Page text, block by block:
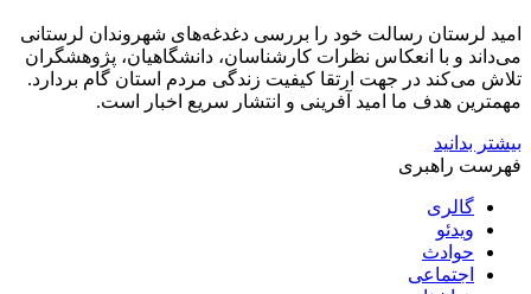
امید لرستان رسالت خود را بررسی دغدغه‌های شهروندان لرستانی
می‌داند و با انعکاس نظرات کارشناسان، دانشگاهیان، پژوهشگران
تلاش می‌کند در جهت ارتقا کیفیت زندگی مردم استان گام بردارد.
مهمترین هدف ما امید آفرینی و انتشار سریع اخبار است.
بیشتر بدانید
فهرست راهبری
گالری
ویدئو
حوادث
اجتماعی